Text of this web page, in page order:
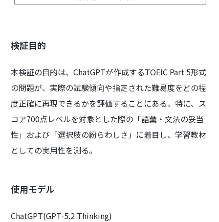
検証目的
本検証の目的は、ChatGPTが作成するTOEIC Part 5形式
の問題が、実際の試験傾向や指定された難易度をどの程
度正確に再現できるかを評価することにある。特に、ス
コア700点レベルを対象とした際の「語彙・文法の妥当
性」および「選択肢の紛らわしさ」に着目し、学習教材
としての実用性を測る。
使用モデル
ChatGPT(GPT-5.2 Thinking)